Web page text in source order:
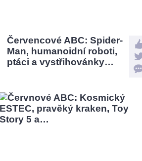
Červencové ABC: Spider-
Man, humanoidní roboti,
ptáci a vystřihovánky…